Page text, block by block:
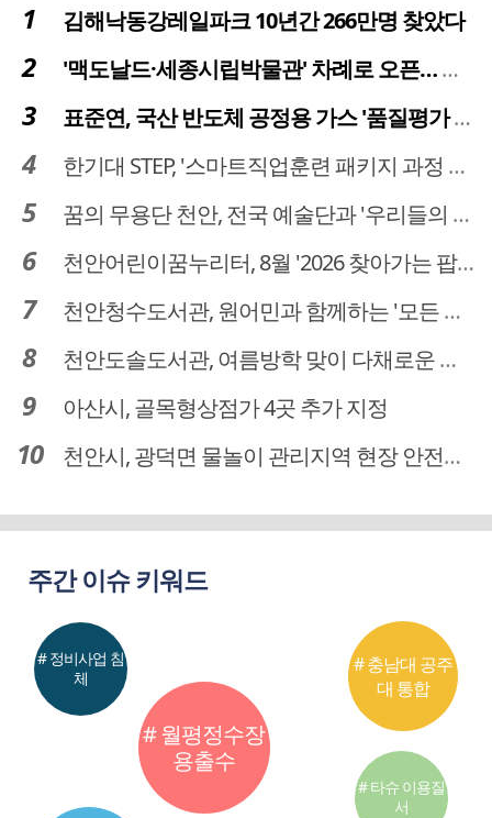
김해낙동강레일파크 10년간 266만명 찾았다
'맥도날드·세종시립박물관' 차례로 오픈… 고운동 정주여건 좋아진다
표준연, 국산 반도체 공정용 가스 '품질평가 체계' 구축
한기대 STEP, '스마트직업훈련 패키지 과정 3기' 모집
꿈의 무용단 천안, 전국 예술단과 '우리들의 하모니' 선보여
천안어린이꿈누리터, 8월 '2026 찾아가는 팝업놀이터' 운영
천안청수도서관, 원어민과 함께하는 '모든 영어 모든 독서' 운영
천안도솔도서관, 여름방학 맞이 다채로운 독서문화 프로그램 운영
아산시, 골목형상점가 4곳 추가 지정
천안시, 광덕면 물놀이 관리지역 현장 안전점검 실시
주간 이슈 키워드
# 월평정수장
용출수
# 충남대 공주
대 통합
# 정비사업 침
체
# 타슈 이용질
서